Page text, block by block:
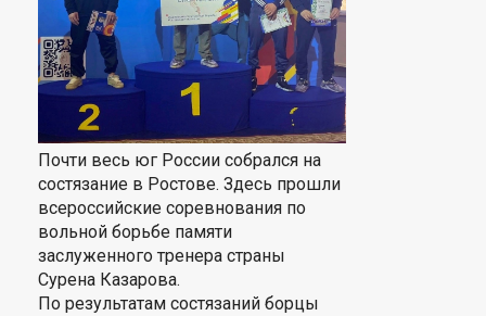
Почти весь юг России собрался на
состязание в Ростове. Здесь прошли
всероссийские соревнования по
вольной борьбе памяти
заслуженного тренера страны
Сурена Казарова.
По результатам состязаний борцы